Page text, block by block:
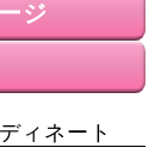
いです
ジ
ィネート